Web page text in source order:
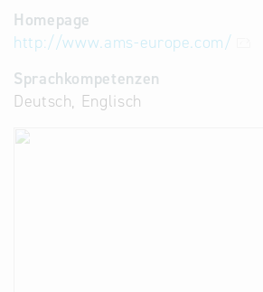
Homepage
http://www.ams-europe.com/
Sprachkompetenzen
Deutsch, Englisch